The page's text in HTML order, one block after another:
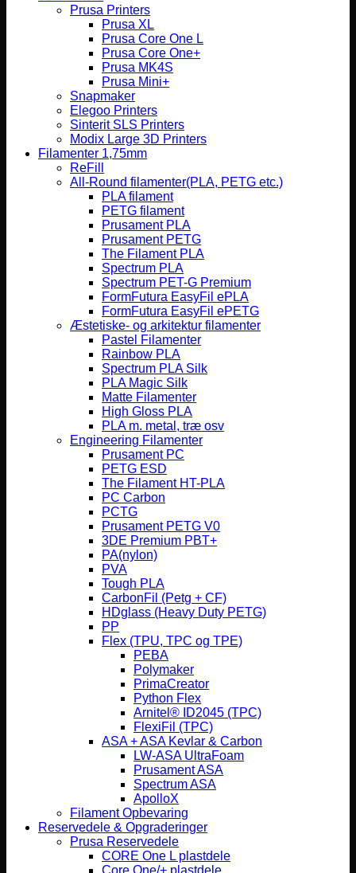
Prusa Printers
Prusa XL
Prusa Core One L
Prusa Core One+
Prusa MK4S
Prusa Mini+
Snapmaker
Elegoo Printers
Sinterit SLS Printers
Modix Large 3D Printers
Filamenter 1,75mm
ReFill
All-Round filamenter(PLA, PETG etc.)
PLA filament
PETG filament
Prusament PLA
Prusament PETG
The Filament PLA
Spectrum PLA
Spectrum PET-G Premium
FormFutura EasyFil ePLA
FormFutura EasyFil ePETG
Æstetiske- og arkitektur filamenter
Pastel Filamenter
Rainbow PLA
Spectrum PLA Silk
PLA Magic Silk
Matte Filamenter
High Gloss PLA
PLA m. metal, træ osv
Engineering Filamenter
Prusament PC
PETG ESD
The Filament HT-PLA
PC Carbon
PCTG
Prusament PETG V0
3DE Premium PBT+
PA(nylon)
PVA
Tough PLA
CarbonFil (Petg + CF)
HDglass (Heavy Duty PETG)
PP
Flex (TPU, TPC og TPE)
PEBA
Polymaker
PrimaCreator
Python Flex
Arnitel® ID2045 (TPC)
FlexiFil (TPC)
ASA + ASA Kevlar & Carbon
LW-ASA UltraFoam
Prusament ASA
Spectrum ASA
ApolloX
Filament Opbevaring
Reservedele & Opgraderinger
Prusa Reservedele
CORE One L plastdele
Core One/+ plastdele